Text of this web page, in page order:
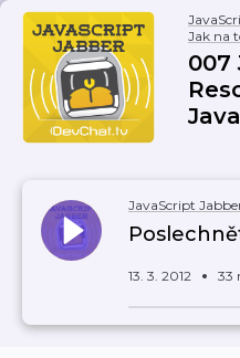
Jak na
007
JavaScript
13. 3. 2012 33